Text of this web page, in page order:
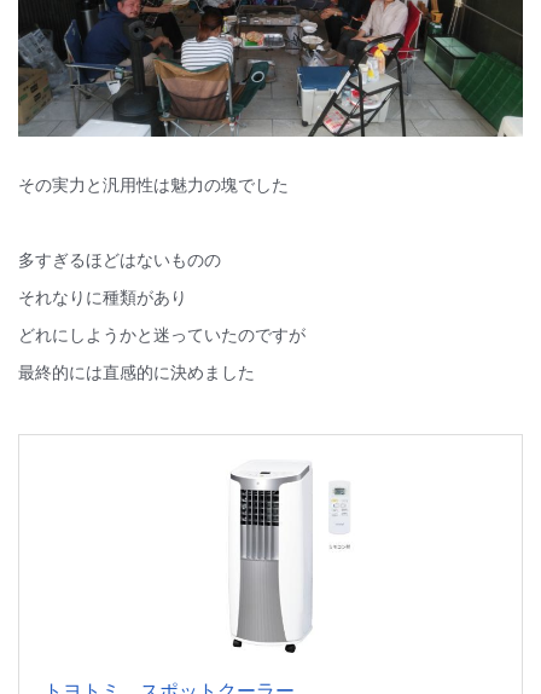
その実力と汎用性は魅力の塊でした
多すぎるほどはないものの
それなりに種類があり
どれにしようかと迷っていたのですが
最終的には直感的に決めました